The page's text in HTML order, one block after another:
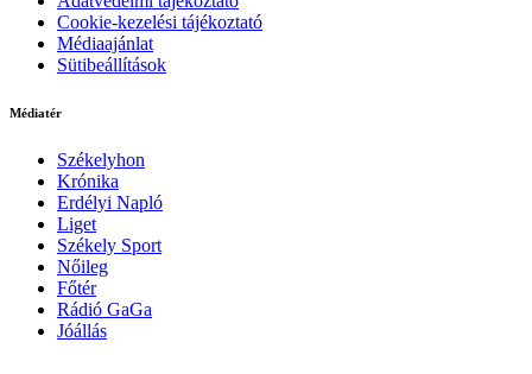
Cookie-kezelési tájékoztató
Médiaajánlat
Sütibeállítások
Médiatér
Székelyhon
Krónika
Erdélyi Napló
Liget
Székely Sport
Nőileg
Főtér
Rádió GaGa
Jóállás